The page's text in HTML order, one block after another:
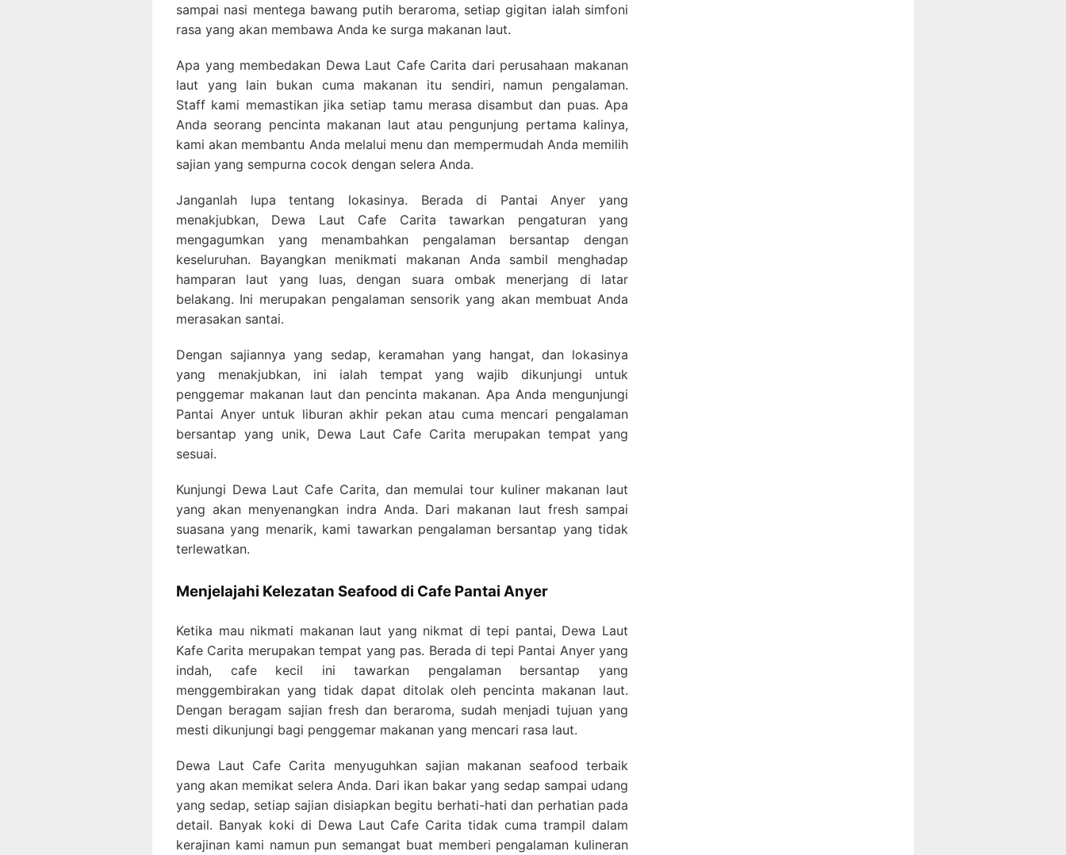
sampai nasi mentega bawang putih beraroma, setiap gigitan ialah simfoni
rasa yang akan membawa Anda ke surga makanan laut.
Apa yang membedakan Dewa Laut Cafe Carita dari perusahaan makanan
laut yang lain bukan cuma makanan itu sendiri, namun pengalaman.
Staff kami memastikan jika setiap tamu merasa disambut dan puas. Apa
Anda seorang pencinta makanan laut atau pengunjung pertama kalinya,
kami akan membantu Anda melalui menu dan mempermudah Anda memilih
sajian yang sempurna cocok dengan selera Anda.
Janganlah lupa tentang lokasinya. Berada di Pantai Anyer yang
menakjubkan, Dewa Laut Cafe Carita tawarkan pengaturan yang
mengagumkan yang menambahkan pengalaman bersantap dengan
keseluruhan. Bayangkan menikmati makanan Anda sambil menghadap
hamparan laut yang luas, dengan suara ombak menerjang di latar
belakang. Ini merupakan pengalaman sensorik yang akan membuat Anda
merasakan santai.
Dengan sajiannya yang sedap, keramahan yang hangat, dan lokasinya
yang menakjubkan, ini ialah tempat yang wajib dikunjungi untuk
penggemar makanan laut dan pencinta makanan. Apa Anda mengunjungi
Pantai Anyer untuk liburan akhir pekan atau cuma mencari pengalaman
bersantap yang unik, Dewa Laut Cafe Carita merupakan tempat yang
sesuai.
Kunjungi Dewa Laut Cafe Carita, dan memulai tour kuliner makanan laut
yang akan menyenangkan indra Anda. Dari makanan laut fresh sampai
suasana yang menarik, kami tawarkan pengalaman bersantap yang tidak
terlewatkan.
Menjelajahi Kelezatan Seafood di Cafe Pantai Anyer
Ketika mau nikmati makanan laut yang nikmat di tepi pantai, Dewa Laut
Kafe Carita merupakan tempat yang pas. Berada di tepi Pantai Anyer yang
indah, cafe kecil ini tawarkan pengalaman bersantap yang
menggembirakan yang tidak dapat ditolak oleh pencinta makanan laut.
Dengan beragam sajian fresh dan beraroma, sudah menjadi tujuan yang
mesti dikunjungi bagi penggemar makanan yang mencari rasa laut.
Dewa Laut Cafe Carita menyuguhkan sajian makanan seafood terbaik
yang akan memikat selera Anda. Dari ikan bakar yang sedap sampai udang
yang sedap, setiap sajian disiapkan begitu berhati-hati dan perhatian pada
detail. Banyak koki di Dewa Laut Cafe Carita tidak cuma trampil dalam
kerajinan kami namun pun semangat buat memberi pengalaman kulineran